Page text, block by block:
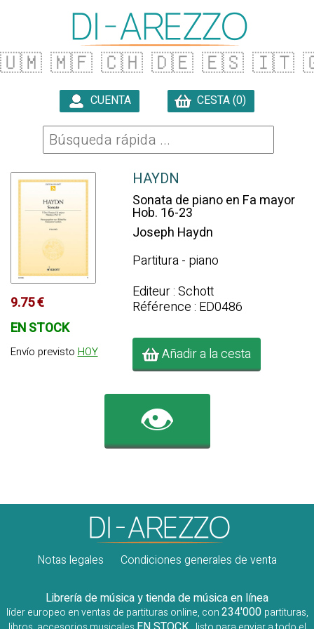
🇺🇲 🇲🇫 🇨🇭 🇩🇪 🇪🇸 🇮🇹
CUENTA CESTA (0)
9.75 €
EN STOCK
Envío previsto HOY
HAYDN
Sonata de piano en Fa mayor
Hob. 16-23
Joseph Haydn
Partitura - piano
Editeur : Schott
Référence : ED0486
Añadir a la cesta
👁️
Notas legales Condiciones generales de venta
Librería de música y tienda de música en línea
líder europeo en ventas de partituras online, con234'000 partituras,